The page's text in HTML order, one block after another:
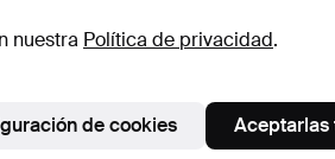
ALFOMBRA ANUDADA A
1 puja
13
nuestra Política de privacidad.
de cookies Aceptarlas